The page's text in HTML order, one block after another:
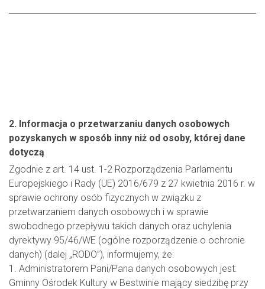
2. Informacja o przetwarzaniu danych osobowych
pozyskanych w sposób inny niż od osoby, której dane
dotyczą
Zgodnie z art. 14 ust. 1-2 Rozporządzenia Parlamentu
Europejskiego i Rady (UE) 2016/679 z 27 kwietnia 2016 r. w
sprawie ochrony osób fizycznych w związku z
przetwarzaniem danych osobowych i w sprawie
swobodnego przepływu takich danych oraz uchylenia
dyrektywy 95/46/WE (ogólne rozporządzenie o ochronie
danych) (dalej „RODO”), informujemy, że:
1. Administratorem Pani/Pana danych osobowych jest:
Gminny Ośrodek Kultury w Bestwinie mający siedzibę przy